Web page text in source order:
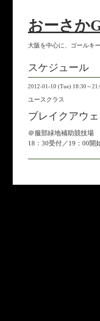
おーさか
大阪を中心に、ゴールキ
スケジュール
2012-01-10 (Tue) 18:30～
ユースクラス
ブレイクアウェ
＠服部緑地補助競技場
18：30受付／19：00開